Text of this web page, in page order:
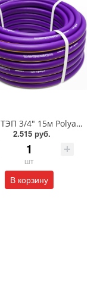
Шланг ТЭП 3/4" 15м Polyagro Gold САПФИР/7559715
2.515 руб.
шт
В корзину